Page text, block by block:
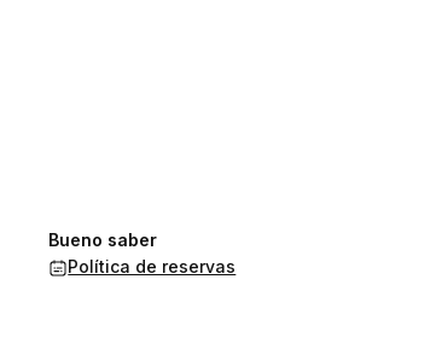
Bueno saber
Política de reservas